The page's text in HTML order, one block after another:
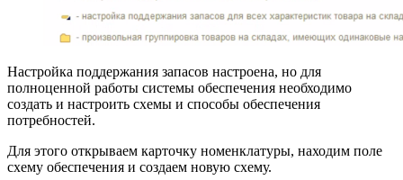
Настройка поддержания запасов настроена, но для
полноценной работы системы обеспечения необходимо
создать и настроить схемы и способы обеспечения
потребностей.
Для этого открываем карточку номенклатуры, находим поле
схему обеспечения и создаем новую схему.